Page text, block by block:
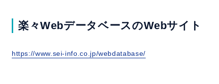
楽々WebデータベースのWebサイト
https://www.sei-info.co.jp/webdatabase/